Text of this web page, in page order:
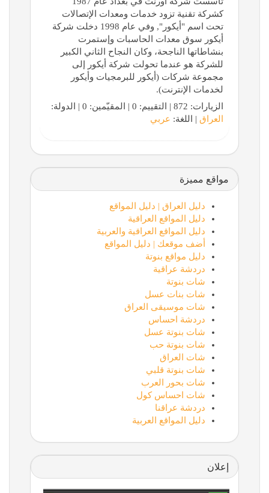
كشركة تقنية تزود خدمات ومعدات الإتصالات
تحت اسم "أيكور", وفي عام 1998 دخلت شركة
أيكور سوق معدات الحاسبات وإستمرت
بنشاطاتها الناجحة، وكان النجاح الثاني الكبير
للشركة هو عندما تحولت شركة أيكور إلى
مجموعة شركات (أيكور للبرمجيات وأيكور
لخدمات الإنترنت).
الزيارات: 872 | التقييم: 0 | المقيّمين: 0 | الدولة:
العراق | اللغة: عربي
مواقع مميزة
دليل العراق | دليل المواقع
دليل المواقع العراقية
دليل المواقع العراقية والعربية
أضف موقعك | دليل المواقع
دليل مواقع بنوتة
دردشة عراقية
شات بنوتة
شات بنات عسل
شات موسيقى العراق
دردشة احساس
شات بنوتة عسل
شات بنوتة حب
شات العراق
شات بنوتة قلبي
شات بحور العرب
شات احساس كول
دردشة عراقنا
دليل المواقع العربية
إعلان